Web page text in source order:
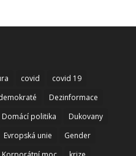
covid
covid 19
Dezinformace
Domácí politika
Dukovany
Evropská unie
Gender